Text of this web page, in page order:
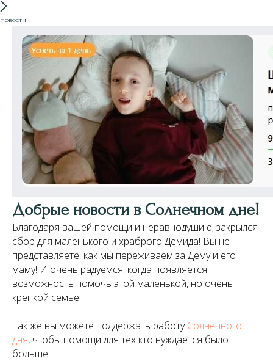
Новости
Добрые новости в Солнечном дне!
Благодаря вашей помощи и неравнодушию, закрылся
сбор для маленького и храброго Демида! Вы не
представляете, как мы переживаем за Дему и его
маму! И очень радуемся, когда появляется
возможность помочь этой маленькой, но очень
крепкой семье!
Так же вы можете поддержать работуСолнечного
дня, чтобы помощи для тех кто нуждается было
больше!